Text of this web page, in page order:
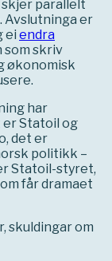
parallelt
Avslutninga er
ei endra
som skriv
økonomisk
har
Statoil og
det er
politikk –
Statoil-styret,
får dramaet
skuldingar om